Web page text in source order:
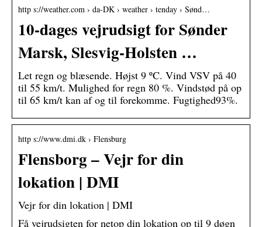
http s://weather.com › da-DK › weather › tenday › Sønd…
10-dages vejrudsigt for Sønder
Marsk, Slesvig-Holsten …
Let regn og blæsende. Højst 9 ºC. Vind VSV på 40
til 55 km/t. Mulighed for regn 80 %. Vindstød på op
til 65 km/t kan af og til forekomme. Fugtighed93%.
http s://www.dmi.dk › Flensburg
Flensborg – Vejr for din
lokation | DMI
Vejr for din lokation | DMI
Få vejrudsigten for netop din lokation op til 9 døgn